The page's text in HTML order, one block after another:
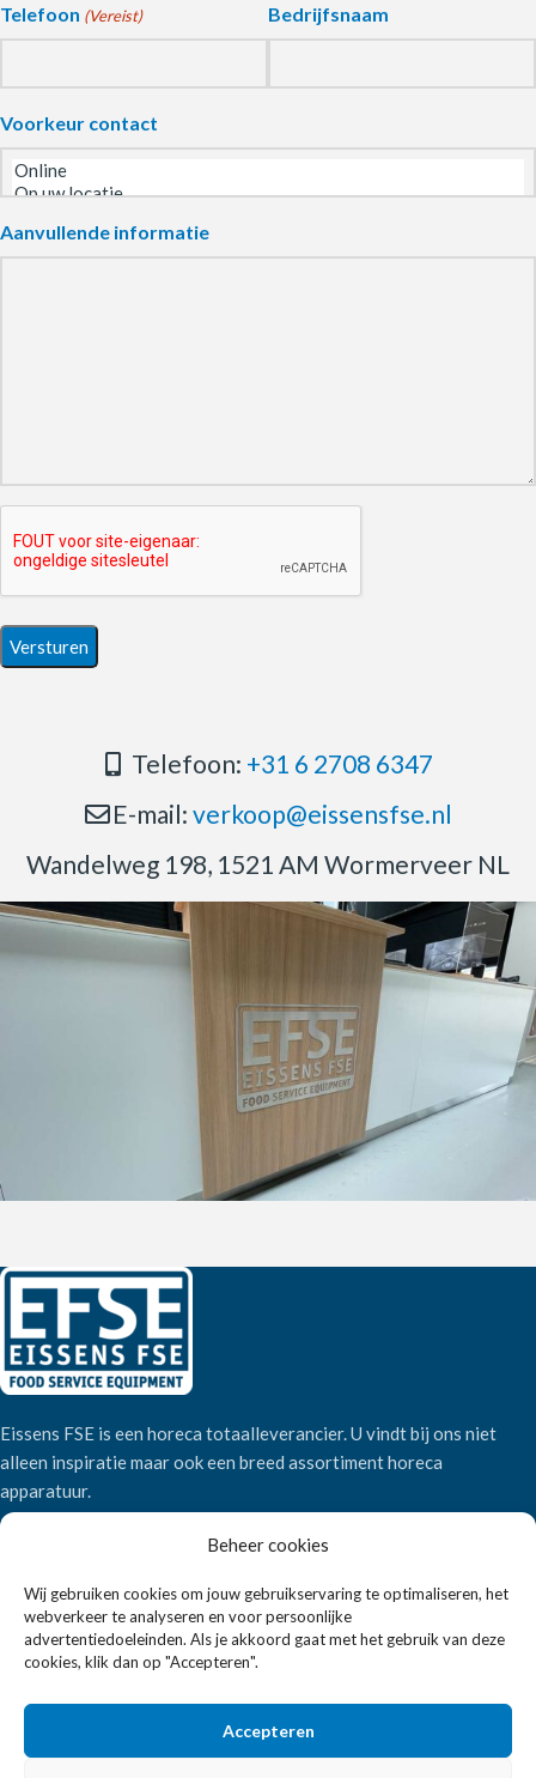
Beheer cookies
Wij gebruiken cookies om jouw gebruikservaring te optimaliseren, het
webverkeer te analyseren en voor persoonlijke
advertentiedoeleinden. Als je akkoord gaat met het gebruik van deze
cookies, klik dan op "Accepteren".
Accepteren
Telefoon (Vereist) Bedrijfsnaam
Voorkeur contact
Aanvullende informatie
Telefoon: +31 6 2708 6347
E-mail: verkoop@eissensfse.nl
Wandelweg 198, 1521 AM Wormerveer NL
Eissens FSE is een horeca totaalleverancier. U vindt bij ons niet
alleen inspiratie maar ook een breed assortiment horeca
apparatuur.
Telefoon:+31 6 2708 6347
E-mail:verkoop@eissensfse.nl
KLANTENSERVICE
Over ons